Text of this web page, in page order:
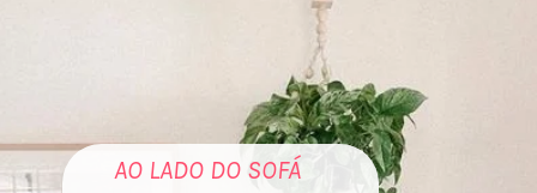
AO LADO DO SOFÁ